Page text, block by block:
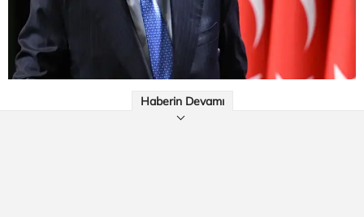
Haberin Devamı